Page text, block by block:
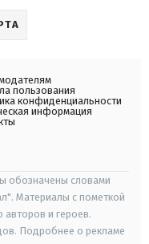
пользования
конфиденциальности
информация
обозначены словами
Материалы с пометкой
и героев.
Подробнее о рекламе